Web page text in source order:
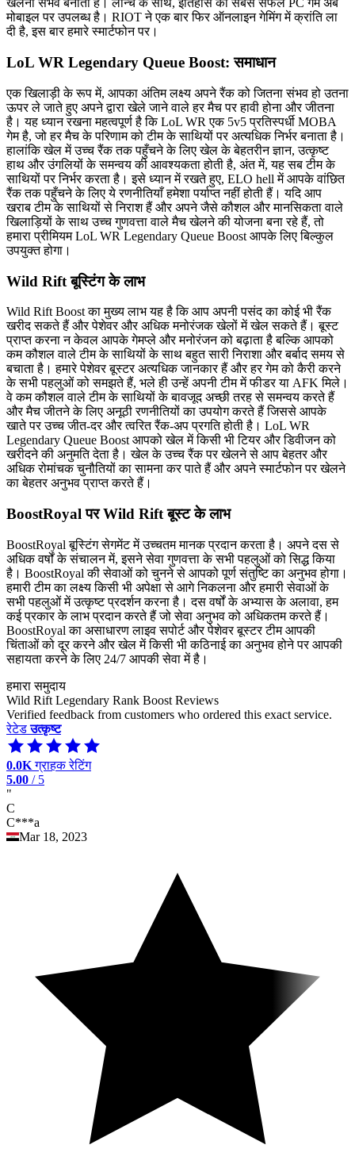
खेलना संभव बनाता है। लॉन्च के साथ, इतिहास का सबसे सफल PC गेम अब
मोबाइल पर उपलब्ध है। RIOT ने एक बार फिर ऑनलाइन गेमिंग में क्रांति ला
दी है, इस बार हमारे स्मार्टफोन पर।
LoL WR Legendary Queue Boost: समाधान
एक खिलाड़ी के रूप में, आपका अंतिम लक्ष्य अपने रैंक को जितना संभव हो उतना
ऊपर ले जाते हुए अपने द्वारा खेले जाने वाले हर मैच पर हावी होना और जीतना
है। यह ध्यान रखना महत्वपूर्ण है कि LoL WR एक 5v5 प्रतिस्पर्धी MOBA
गेम है, जो हर मैच के परिणाम को टीम के साथियों पर अत्यधिक निर्भर बनाता है।
हालांकि खेल में उच्च रैंक तक पहुँचने के लिए खेल के बेहतरीन ज्ञान, उत्कृष्ट
हाथ और उंगलियों के समन्वय की आवश्यकता होती है, अंत में, यह सब टीम के
साथियों पर निर्भर करता है। इसे ध्यान में रखते हुए, ELO hell में आपके वांछित
रैंक तक पहुँचने के लिए ये रणनीतियाँ हमेशा पर्याप्त नहीं होती हैं। यदि आप
खराब टीम के साथियों से निराश हैं और अपने जैसे कौशल और मानसिकता वाले
खिलाड़ियों के साथ उच्च गुणवत्ता वाले मैच खेलने की योजना बना रहे हैं, तो
हमारा प्रीमियम LoL WR Legendary Queue Boost आपके लिए बिल्कुल
उपयुक्त होगा।
Wild Rift बूस्टिंग के लाभ
Wild Rift Boost का मुख्य लाभ यह है कि आप अपनी पसंद का कोई भी रैंक
खरीद सकते हैं और पेशेवर और अधिक मनोरंजक खेलों में खेल सकते हैं। बूस्ट
प्राप्त करना न केवल आपके गेमप्ले और मनोरंजन को बढ़ाता है बल्कि आपको
कम कौशल वाले टीम के साथियों के साथ बहुत सारी निराशा और बर्बाद समय से
बचाता है। हमारे पेशेवर बूस्टर अत्यधिक जानकार हैं और हर गेम को कैरी करने
के सभी पहलुओं को समझते हैं, भले ही उन्हें अपनी टीम में फीडर या AFK मिले।
वे कम कौशल वाले टीम के साथियों के बावजूद अच्छी तरह से समन्वय करते हैं
और मैच जीतने के लिए अनूठी रणनीतियों का उपयोग करते हैं जिससे आपके
खाते पर उच्च जीत-दर और त्वरित रैंक-अप प्रगति होती है। LoL WR
Legendary Queue Boost आपको खेल में किसी भी टियर और डिवीजन को
खरीदने की अनुमति देता है। खेल के उच्च रैंक पर खेलने से आप बेहतर और
अधिक रोमांचक चुनौतियों का सामना कर पाते हैं और अपने स्मार्टफोन पर खेलने
का बेहतर अनुभव प्राप्त करते हैं।
BoostRoyal पर Wild Rift बूस्ट के लाभ
BoostRoyal बूस्टिंग सेगमेंट में उच्चतम मानक प्रदान करता है। अपने दस से
अधिक वर्षों के संचालन में, इसने सेवा गुणवत्ता के सभी पहलुओं को सिद्ध किया
है। BoostRoyal की सेवाओं को चुनने से आपको पूर्ण संतुष्टि का अनुभव होगा।
हमारी टीम का लक्ष्य किसी भी अपेक्षा से आगे निकलना और हमारी सेवाओं के
सभी पहलुओं में उत्कृष्ट प्रदर्शन करना है। दस वर्षों के अभ्यास के अलावा, हम
कई प्रकार के लाभ प्रदान करते हैं जो सेवा अनुभव को अधिकतम करते हैं।
BoostRoyal का असाधारण लाइव सपोर्ट और पेशेवर बूस्टर टीम आपकी
चिंताओं को दूर करने और खेल में किसी भी कठिनाई का अनुभव होने पर आपकी
सहायता करने के लिए 24/7 आपकी सेवा में है।
हमारा समुदाय
Wild Rift Legendary Rank Boost Reviews
Verified feedback from customers who ordered this exact service.
रेटेडउत्कृष्ट
0.0Kग्राहक रेटिंग
5.00 / 5
"
C
C***a
Mar 18, 2023